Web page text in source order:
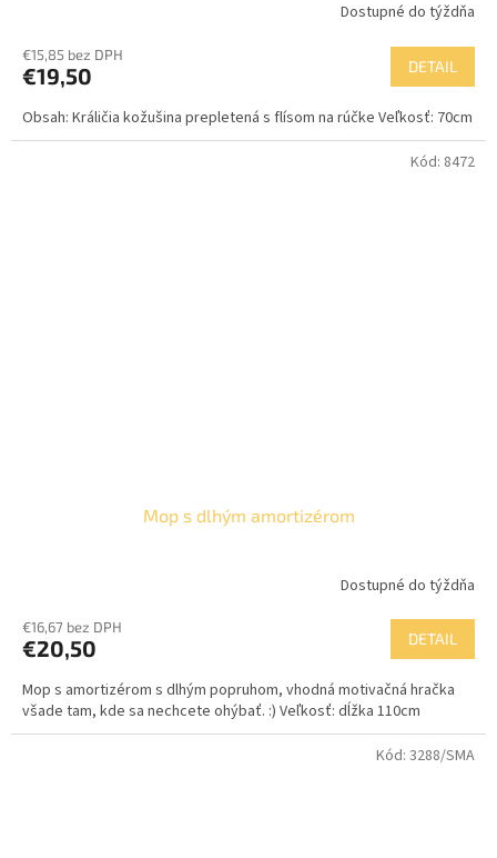
Dostupné do týždňa
€15,85 bez DPH
€19,50 DETAIL
Obsah: Králičia kožušina prepletená s flísom na rúčke Veľkosť: 70cm
Mop s dlhým amortizérom
Dostupné do týždňa
€16,67 bez DPH
€20,50 DETAIL
Mop s amortizérom s dlhým popruhom, vhodná motivačná hračka
všade tam, kde sa nechcete ohýbať. :) Veľkosť: dĺžka 110cm
Kód: 8472
Kód: 3288/SMA